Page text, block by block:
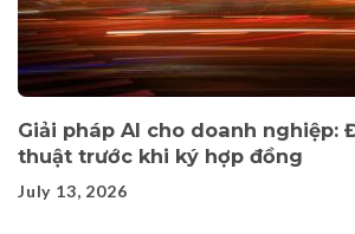
Giải pháp AI cho doanh nghiệp:
thuật trước khi ký hợp đồng
July 13, 2026